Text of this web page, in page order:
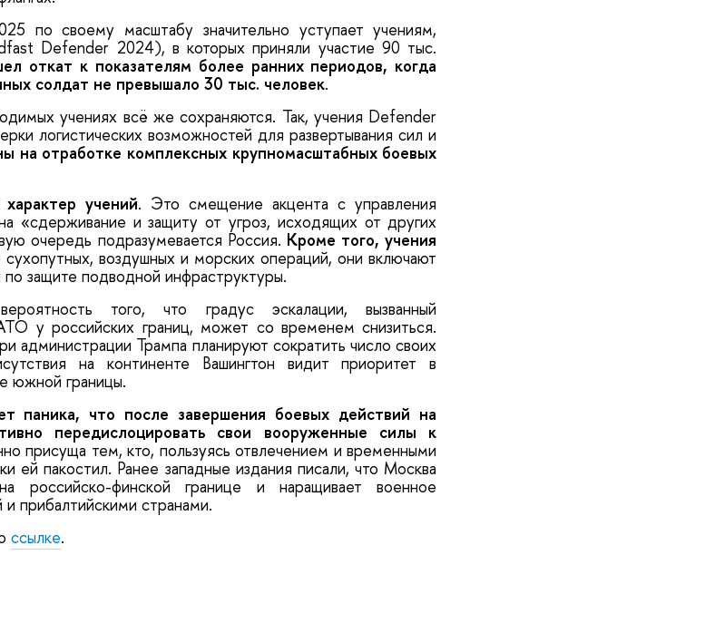
по своему масштабу значительно уступает учениям,
Defender 2024), в которых приняли участие 90 тыс.
откат к показателям более ранних периодов, когда
солдат не превышало 30 тыс. человек.
учениях всё же сохраняются. Так, учения Defender
логистических возможностей для развертывания сил и
на отработке комплексных крупномасштабных боевых
учений. Это смещение акцента с управления
«сдерживание и защиту от угроз, исходящих от других
очередь подразумевается Россия. Кроме того, учения
воздушных и морских операций, они включают
защите подводной инфраструктуры.
того, что градус эскалации, вызванный
у российских границ, может со временем снизиться.
Трампа планируют сократить число своих
на континенте Вашингтон видит приоритет в
южной границы.
паника, что после завершения боевых действий на
передислоцировать свои вооруженные силы к
присуща тем, кто, пользуясь отвлечением и временными
ей пакостил. Ранее западные издания писали, что Москва
российско-финской границе и наращивает военное
прибалтийскими странами.
ссылке.